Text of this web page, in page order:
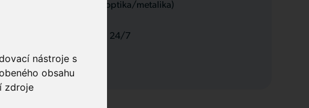
nástroje s
obsahu
zdroje
a interní datové rozvody (optika/metalika)
sítí a servis, podpora 24/7